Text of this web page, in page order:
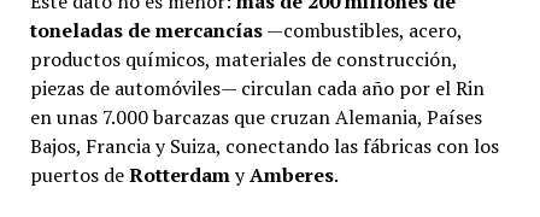
toneladas de mercancías—combustibles, acero,
productos químicos, materiales de construcción,
piezas de automóviles— circulan cada año por el Rin
en unas 7.000 barcazas que cruzan Alemania, Países
Bajos, Francia y Suiza, conectando las fábricas con los
puertos deRotterdamyAmberes.